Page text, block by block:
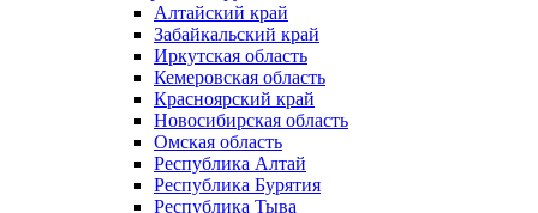
Алтайский край
Забайкальский край
Иркутская область
Кемеровская область
Красноярский край
Новосибирская область
Омская область
Республика Алтай
Республика Бурятия
Республика Тыва